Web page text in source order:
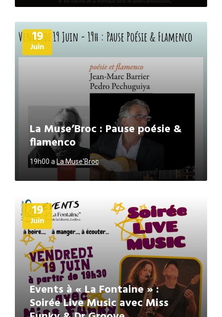
19
Juin
La Muse’Broc : Pause poésie &
flamenco
19h00 a La Muse'Broc
Plus
d'informations
19
Juin
Events à « La Fontaine » :
Soirée Live Music avec Miss
Plus
d'informations